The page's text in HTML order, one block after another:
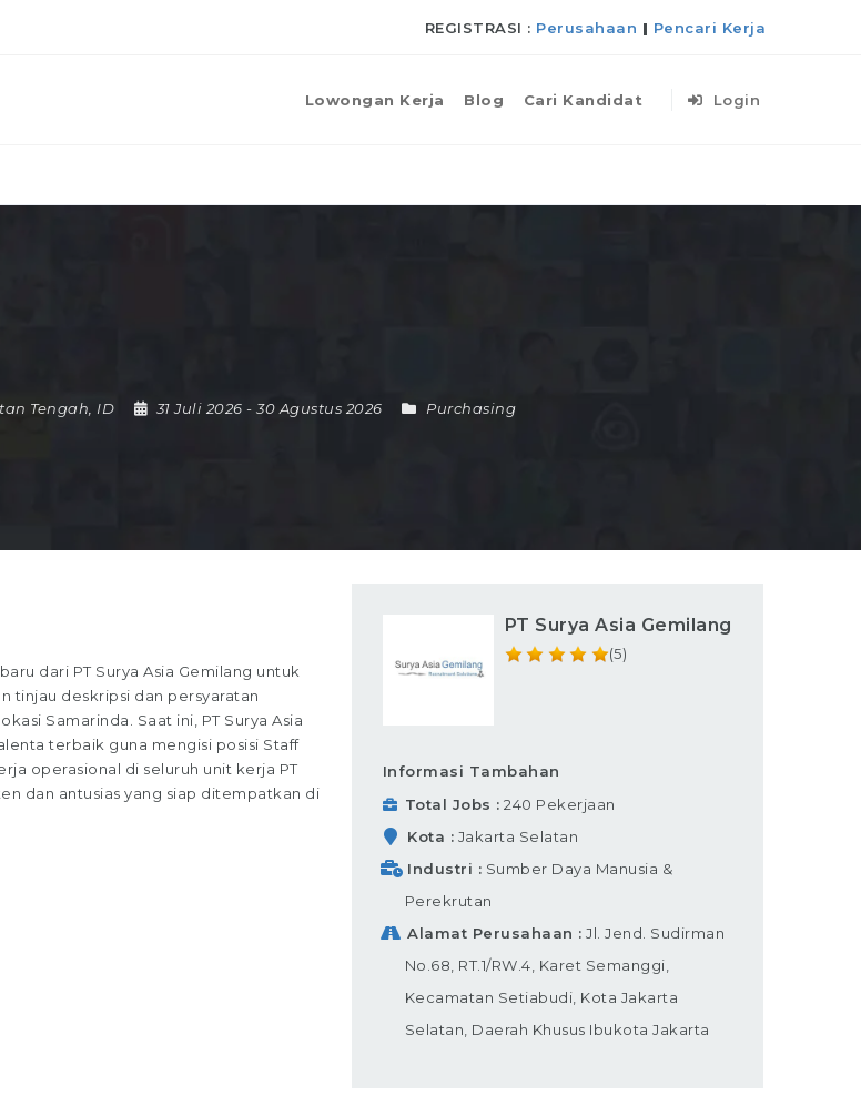
REGISTRASI : Perusahaan | Pencari Kerja
Lowongan Kerja Blog Cari Kandidat Login
Tengah ID 31 Juli 2026- 30 Agustus 2026 Purchasing
dari PT Surya Asia Gemilang untuk
tinjau deskripsi dan persyaratan
Samarinda. Saat ini, PT Surya Asia
terbaik guna mengisi posisi Staff
operasional di seluruh unit kerja PT
dan antusias yang siap ditempatkan di
PT Surya Asia Gemilang
(5)
Informasi Tambahan
Total Jobs
240 Pekerjaan
Kota
Jakarta Selatan
Industri
Sumber Daya Manusia &
Perekrutan
Alamat Perusahaan
Jl. Jend. Sudirman
No.68, RT.1/RW.4, Karet Semanggi,
Kecamatan Setiabudi, Kota Jakarta
Selatan, Daerah Khusus Ibukota Jakarta